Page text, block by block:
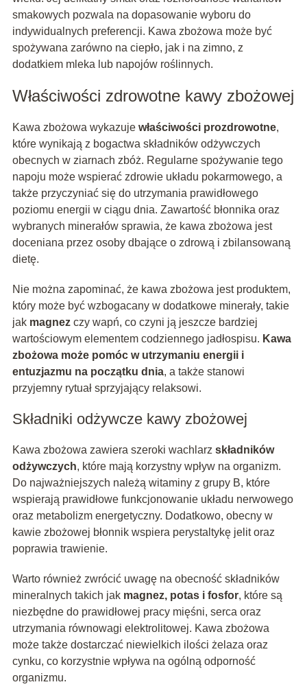
smakowych pozwala na dopasowanie wyboru do
indywidualnych preferencji. Kawa zbożowa może być
spożywana zarówno na ciepło, jak i na zimno, z
dodatkiem mleka lub napojów roślinnych.
Właściwości zdrowotne kawy zbożowej
Kawa zbożowa wykazuje właściwości prozdrowotne,
które wynikają z bogactwa składników odżywczych
obecnych w ziarnach zbóż. Regularne spożywanie tego
napoju może wspierać zdrowie układu pokarmowego, a
także przyczyniać się do utrzymania prawidłowego
poziomu energii w ciągu dnia. Zawartość błonnika oraz
wybranych minerałów sprawia, że kawa zbożowa jest
doceniana przez osoby dbające o zdrową i zbilansowaną
dietę.
Nie można zapominać, że kawa zbożowa jest produktem,
który może być wzbogacany w dodatkowe minerały, takie
jak magnezczy wapń, co czyni ją jeszcze bardziej
wartościowym elementem codziennego jadłospisu. Kawa
zbożowa może pomóc w utrzymaniu energii i
entuzjazmu na początku dnia, a także stanowi
przyjemny rytuał sprzyjający relaksowi.
Składniki odżywcze kawy zbożowej
Kawa zbożowa zawiera szeroki wachlarz składników
odżywczych, które mają korzystny wpływ na organizm.
Do najważniejszych należą witaminy z grupy B, które
wspierają prawidłowe funkcjonowanie układu nerwowego
oraz metabolizm energetyczny. Dodatkowo, obecny w
kawie zbożowej błonnik wspiera perystaltykę jelit oraz
poprawia trawienie.
Warto również zwrócić uwagę na obecność składników
mineralnych takich jak magnez, potas i fosfor, które są
niezbędne do prawidłowej pracy mięśni, serca oraz
utrzymania równowagi elektrolitowej. Kawa zbożowa
może także dostarczać niewielkich ilości żelaza oraz
cynku, co korzystnie wpływa na ogólną odporność
organizmu.